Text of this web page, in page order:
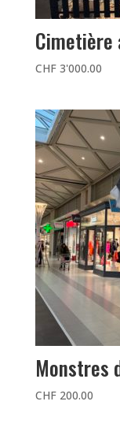
Cimetière
CHF3'000.00
Monstres
CHF200.00